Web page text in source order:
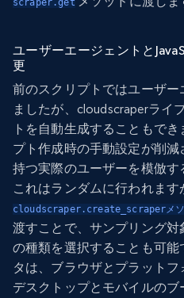
ユーザーエージェントと
更
前のスクリプトではユーザ
ましたが、cloudscraperライ
トを自動生成することもで
プト作成時の手動設定が削
持つ実際のユーザーを模倣す
これはランダムに行われます
cloudscraper.create_scraperメソ
渡すことで、サンプリング対
の種類を選択することも可
タは、ブラウザとプラット
デスクトップとモバイルの